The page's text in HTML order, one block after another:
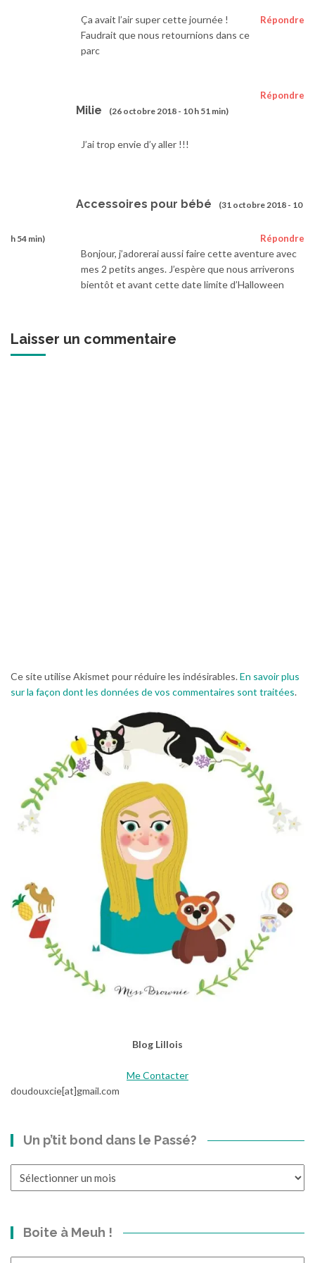
Répondre
Ça avait l’air super cette journée !
Faudrait que nous retournions dans ce
parc
Milie (26 octobre 2018 - 10 h 51 min)
Répondre
J’ai trop envie d’y aller !!!
Accessoires pour bébé (31 octobre 2018 - 10
h 54 min) Répondre
Bonjour, j’adorerai aussi faire cette aventure avec
mes 2 petits anges. J’espère que nous arriverons
bientôt et avant cette date limite d’Halloween
Laisser un commentaire
Ce site utilise Akismet pour réduire les indésirables.En savoir plus
sur la façon dont les données de vos commentaires sont traitées.
Blog Lillois
Me Contacter
doudouxcie[at]gmail.com
Un p’tit bond dans le Passé?
Boite à Meuh !